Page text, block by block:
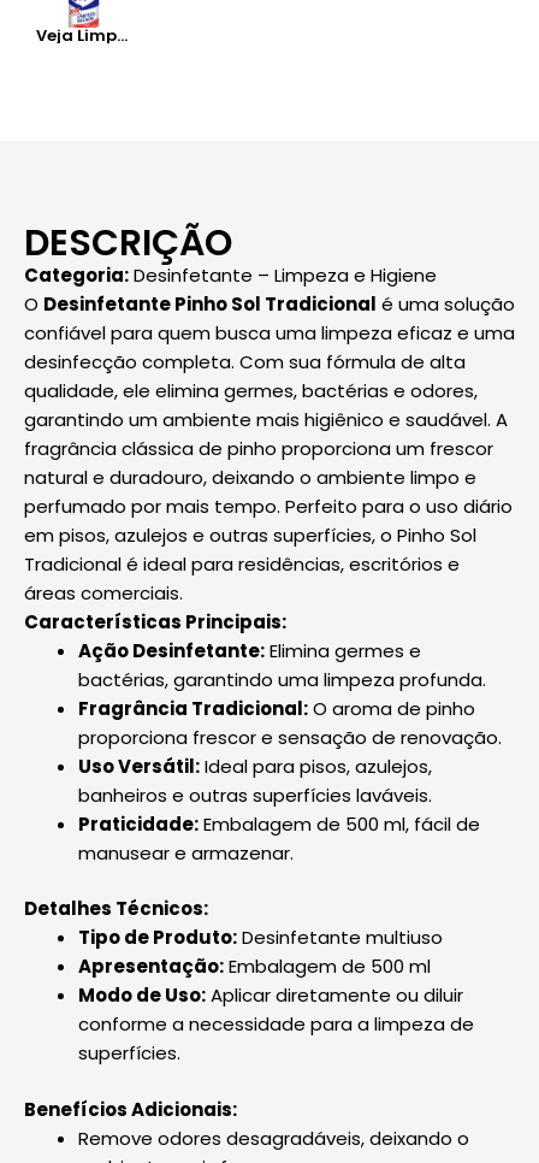
Veja Limpeza Pesada – 500ML
DESCRIÇÃO
Categoria:Desinfetante – Limpeza e Higiene
O Desinfetante Pinho Sol Tradicional é uma solução
confiável para quem busca uma limpeza eficaz e uma
desinfecção completa. Com sua fórmula de alta
qualidade, ele elimina germes, bactérias e odores,
garantindo um ambiente mais higiênico e saudável. A
fragrância clássica de pinho proporciona um frescor
natural e duradouro, deixando o ambiente limpo e
perfumado por mais tempo. Perfeito para o uso diário
em pisos, azulejos e outras superfícies, o Pinho Sol
Tradicional é ideal para residências, escritórios e
áreas comerciais.
Características Principais:
Ação Desinfetante:Elimina germes e
bactérias, garantindo uma limpeza profunda.
Fragrância Tradicional:O aroma de pinho
proporciona frescor e sensação de renovação.
Uso Versátil:Ideal para pisos, azulejos,
banheiros e outras superfícies laváveis.
Praticidade:Embalagem de 500 ml, fácil de
manusear e armazenar.
Detalhes Técnicos:
Tipo de Produto:Desinfetante multiuso
Apresentação:Embalagem de 500 ml
Modo de Uso:Aplicar diretamente ou diluir
conforme a necessidade para a limpeza de
superfícies.
Benefícios Adicionais:
Remove odores desagradáveis, deixando o